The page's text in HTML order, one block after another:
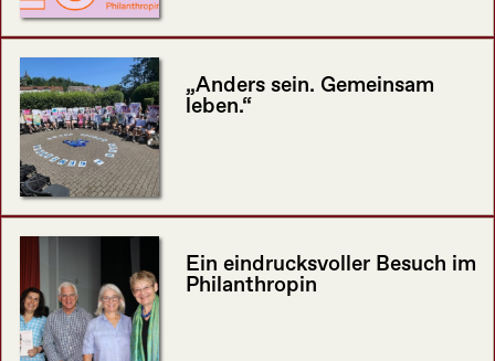
„Anders sein. Gemeinsam
leben.“
Ein eindrucksvoller Besuch im
Philanthropin